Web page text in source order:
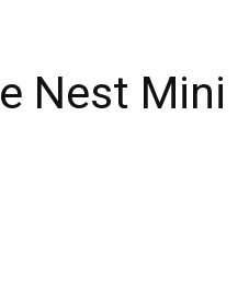
Nest Mini